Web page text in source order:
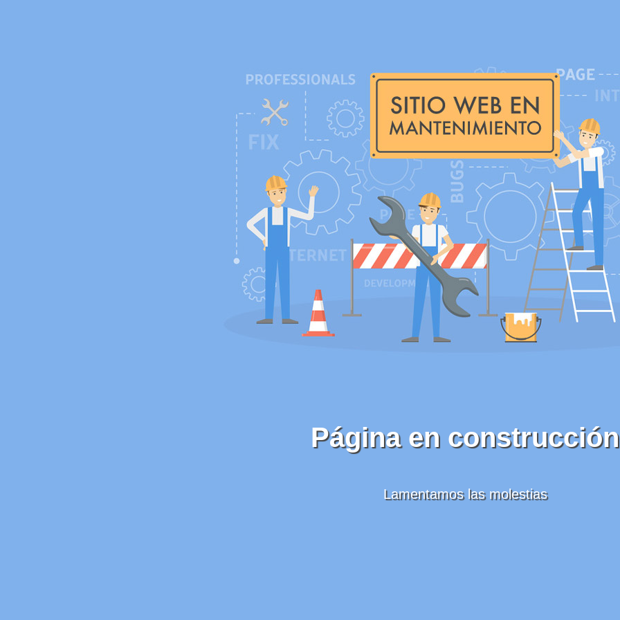
Página en construcción
Lamentamos las molestias